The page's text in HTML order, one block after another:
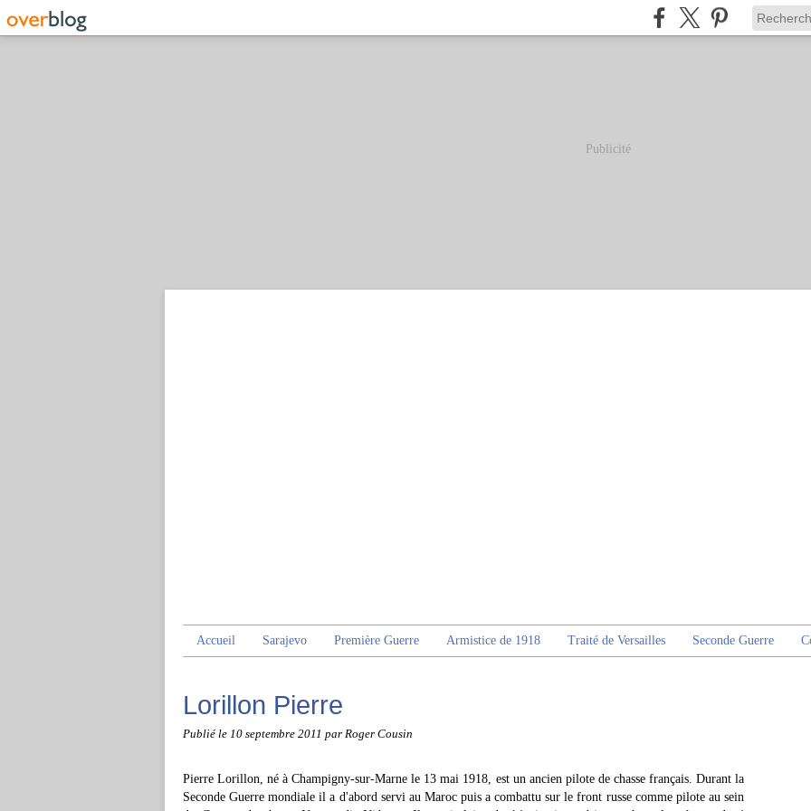
Publicité
Accueil Sarajevo Première Guerre Armistice de 1918 Traité de Versailles Seconde Guerre
Lorillon Pierre
Publié le 10 septembre 2011 par Roger Cousin
Pierre Lorillon, né à Champigny-sur-Marne le 13 mai 1918, est un ancien pilote de chasse français. Durant la
Seconde Guerre mondiale il a d'abord servi au Maroc puis a combattu sur le front russe comme pilote au sein